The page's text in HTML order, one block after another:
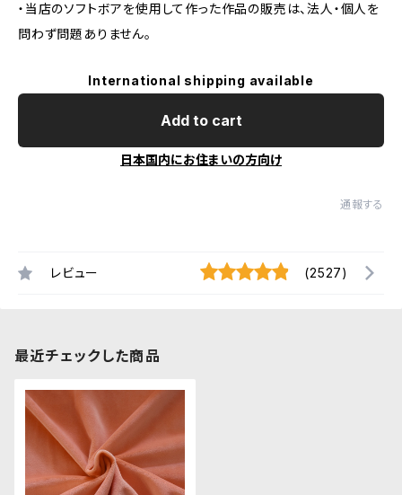
・当店のソフトボアを使用して作った作品の販売は、法人・個人を
問わず問題ありません。
International shipping available
Add to cart
日本国内にお住まいの方向け
通報する
レビュー (2527)
最近チェックした商品